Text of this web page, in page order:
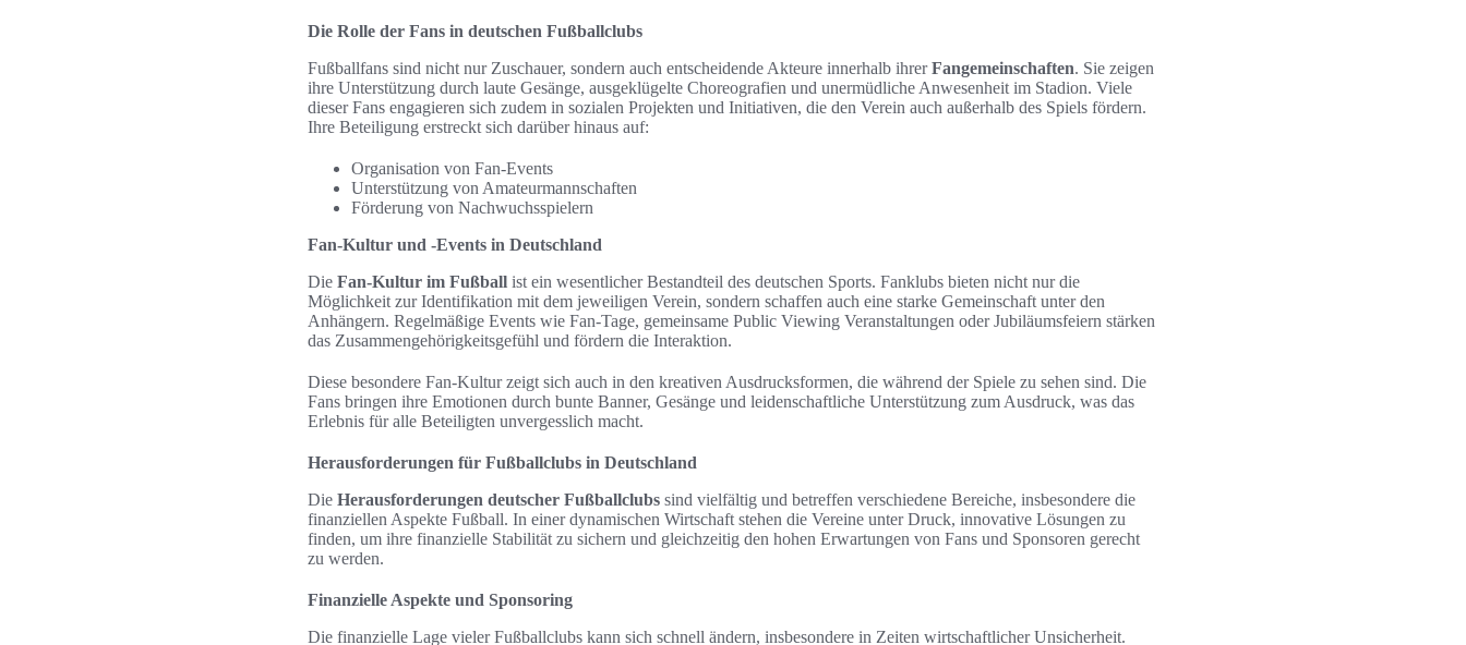
Die Rolle der Fans in deutschen Fußballclubs
Fußballfans sind nicht nur Zuschauer, sondern auch entscheidende Akteure innerhalb ihrerFangemeinschaften. Sie zeigen
ihre Unterstützung durch laute Gesänge, ausgeklügelte Choreografien und unermüdliche Anwesenheit im Stadion. Viele
dieser Fans engagieren sich zudem in sozialen Projekten und Initiativen, die den Verein auch außerhalb des Spiels fördern.
Ihre Beteiligung erstreckt sich darüber hinaus auf:
Organisation von Fan-Events
Unterstützung von Amateurmannschaften
Förderung von Nachwuchsspielern
Fan-Kultur und -Events in Deutschland
Die Fan-Kultur im Fußball ist ein wesentlicher Bestandteil des deutschen Sports. Fanklubs bieten nicht nur die
Möglichkeit zur Identifikation mit dem jeweiligen Verein, sondern schaffen auch eine starke Gemeinschaft unter den
Anhängern. Regelmäßige Events wie Fan-Tage, gemeinsame Public Viewing Veranstaltungen oder Jubiläumsfeiern stärken
das Zusammengehörigkeitsgefühl und fördern die Interaktion.
Diese besondere Fan-Kultur zeigt sich auch in den kreativen Ausdrucksformen, die während der Spiele zu sehen sind. Die
Fans bringen ihre Emotionen durch bunte Banner, Gesänge und leidenschaftliche Unterstützung zum Ausdruck, was das
Erlebnis für alle Beteiligten unvergesslich macht.
Herausforderungen für Fußballclubs in Deutschland
Die Herausforderungen deutscher Fußballclubs sind vielfältig und betreffen verschiedene Bereiche, insbesondere die
finanziellen Aspekte Fußball. In einer dynamischen Wirtschaft stehen die Vereine unter Druck, innovative Lösungen zu
finden, um ihre finanzielle Stabilität zu sichern und gleichzeitig den hohen Erwartungen von Fans und Sponsoren gerecht
zu werden.
Finanzielle Aspekte und Sponsoring
Die finanzielle Lage vieler Fußballclubs kann sich schnell ändern, insbesondere in Zeiten wirtschaftlicher Unsicherheit.